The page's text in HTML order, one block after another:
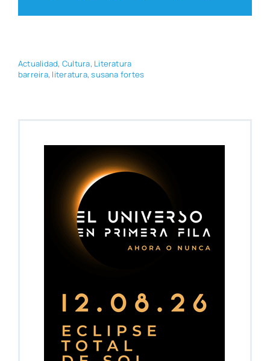
Actua­li­dad, Cul­tu­ra, Lite­ra­tu­ra
barrei­ra, lite­ra­tu­ra,susa­na for­tes